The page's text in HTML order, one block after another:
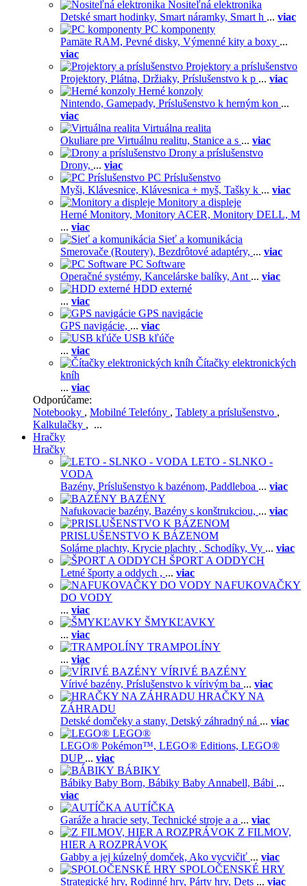
Nositeľná elektronika
Detské smart hodinky, Smart náramky, Smart h ... viac
PC komponenty
Pamäte RAM, Pevné disky, Výmenné kity a boxy ...
viac
Projektory a príslušenstvo
Projektory, Plátna, Držiaky, Príslušenstvo k p ... viac
Herné konzoly
Nintendo, Gamepady, Príslušenstvo k herným kon ...
viac
Virtuálna realita
Okuliare pre Virtuálnu realitu, Stanice a s ... viac
Drony a príslušenstvo
Drony, ... viac
PC Príslušenstvo
Myši, Klávesnice, Klávesnica + myš, Tašky k ... viac
Monitory a displeje
Herné Monitory, Monitory ACER, Monitory DELL, M
... viac
Sieť a komunikácia
Smerovače (Routery), Bezdrôtové adaptéry, ... viac
PC Software
Operačné systémy, Kancelárske balíky, Ant ... viac
HDD externé
... viac
GPS navigácie
GPS navigácie, ... viac
USB kľúče
... viac
Čítačky elektronických
kníh
... viac
Odporúčame:
Notebooky , Mobilné Telefóny , Tablety a príslušenstvo ,
Kalkulačky , ...
Hračky
Hračky
LETO - SLNKO -
VODA
Bazény, Príslušenstvo k bazénom, Paddleboa ... viac
BAZÉNY
Nafukovacie bazény, Bazény s konštrukciou, ... viac
PRISLUŠENSTVO K BÁZENOM
Solárne plachty, Krycie plachty , Schodíky, Vy ... viac
ŠPORT A ODDYCH
Letné športy a oddych , ... viac
NAFUKOVAČKY
DO VODY
... viac
ŠMYKĽAVKY
... viac
TRAMPOLÍNY
... viac
VÍRIVÉ BAZÉNY
Vírivé bazény, Príslušenstvo k vírivým ba ... viac
HRAČKY NA
ZÁHRADU
Detské domčeky a stany, Detský záhradný ná ... viac
LEGO®
LEGO® Pokémon™, LEGO® Editions, LEGO®
DUP ... viac
BÁBIKY
Bábiky Baby Born, Bábiky Baby Annabell, Bábi ...
viac
AUTÍČKA
Garáže a hracie sety, Technické stroje a a ... viac
Z FILMOV,
HIER A ROZPRÁVOK
Gabby a jej kúzelný domček, Ako vycvičiť ... viac
SPOLOČENSKÉ HRY
Strategické hry, Rodinné hry, Párty hry, Dets ... viac